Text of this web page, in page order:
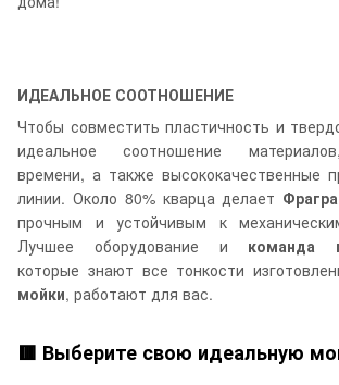
ИДЕАЛЬНОЕ СООТНОШЕНИЕ
Чтобы совместить пластичность и
идеальное соотношение
времени, а также высококачественные
линии. Около 80% кварца делает
прочным и устойчивым к
Лучшее оборудование и команда
которые знают все тонкости
мойки, работают для вас.
🟥 Выберите свою идеальную